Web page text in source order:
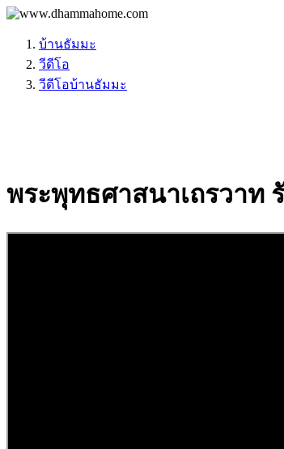
บ้านธัมมะ
วีดีโอ
วีดีโอบ้านธัมมะ
พระพุทธศาสนาเถรวาท